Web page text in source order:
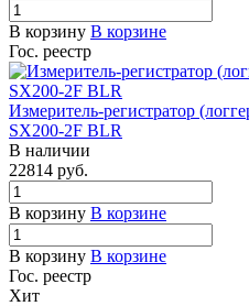
В корзину В корзине
Гос. реестр
Измеритель-регистратор
SX200-2F BLR
В наличии
22814 руб.
В корзину В корзине
В корзину В корзине
Гос. реестр
Хит